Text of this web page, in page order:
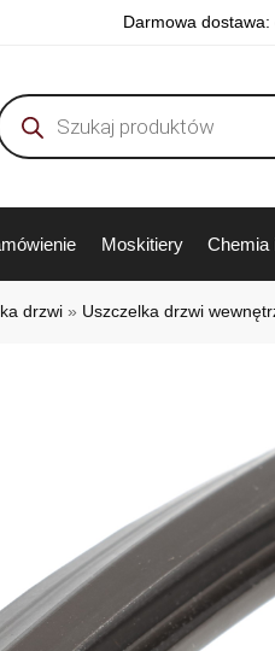
Darmowa dostawa:
Moskitiery Chemia
drzwi » Uszczelka drzwi